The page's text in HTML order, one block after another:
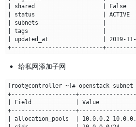
给私网添加子网